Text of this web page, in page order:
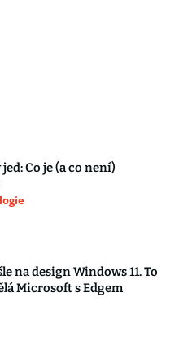
Co je (a co není)
na design Windows 11. To
Microsoft s Edgem